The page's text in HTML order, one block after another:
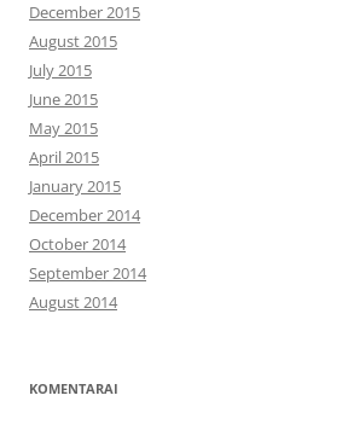
December 2015
August 2015
July 2015
June 2015
May 2015
April 2015
January 2015
December 2014
October 2014
September 2014
August 2014
KOMENTARAI